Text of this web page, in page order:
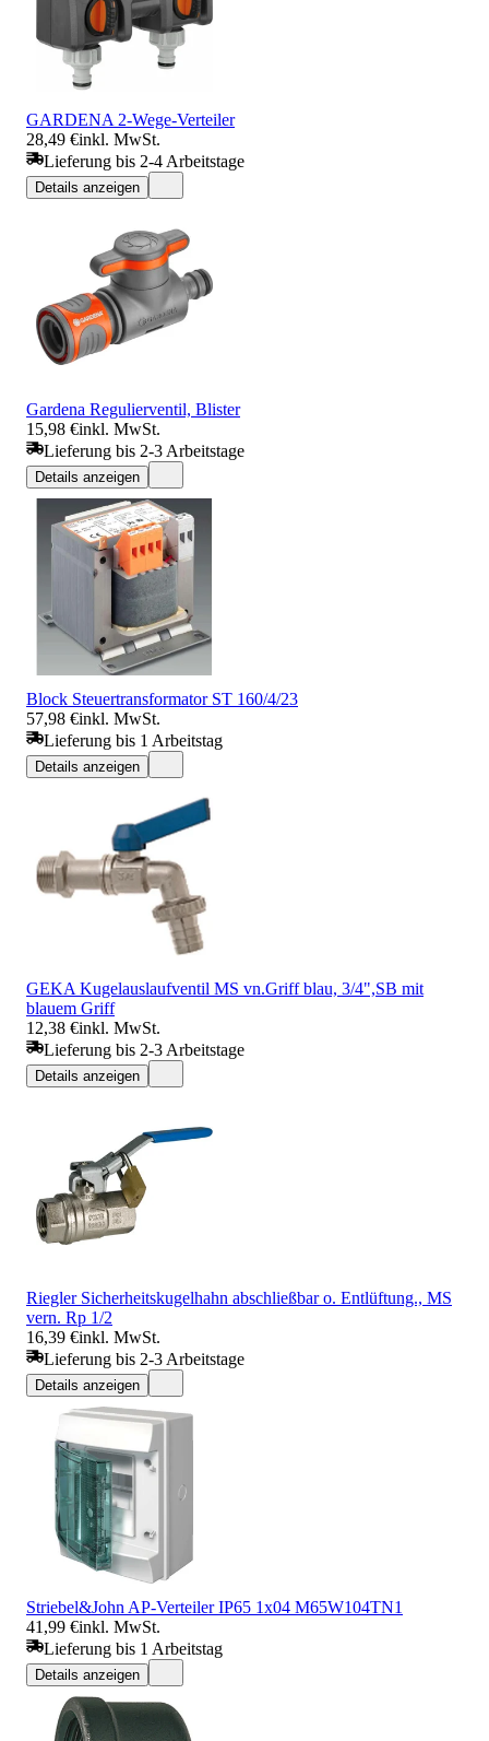
GARDENA 2-Wege-Verteiler
28,49 €inkl. MwSt.
Lieferung bis 2-4 Arbeitstage
Details anzeigen
Gardena Regulierventil, Blister
15,98 €inkl. MwSt.
Lieferung bis 2-3 Arbeitstage
Details anzeigen
Block Steuertransformator ST 160/4/23
57,98 €inkl. MwSt.
Lieferung bis 1 Arbeitstag
Details anzeigen
GEKA Kugelauslaufventil MS vn.Griff blau, 3/4",SB mit
blauem Griff
12,38 €inkl. MwSt.
Lieferung bis 2-3 Arbeitstage
Details anzeigen
Riegler Sicherheitskugelhahn abschließbar o. Entlüftung., MS
vern. Rp 1/2
16,39 €inkl. MwSt.
Lieferung bis 2-3 Arbeitstage
Details anzeigen
Striebel&John AP-Verteiler IP65 1x04 M65W104TN1
41,99 €inkl. MwSt.
Lieferung bis 1 Arbeitstag
Details anzeigen